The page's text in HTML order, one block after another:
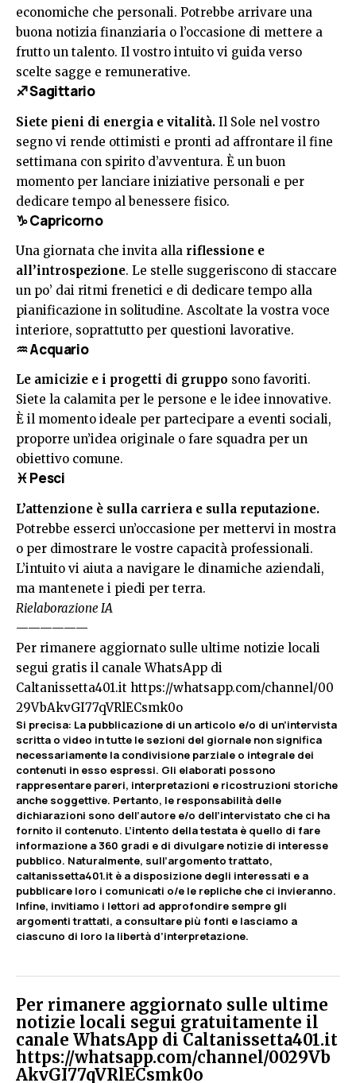
economiche che personali. Potrebbe arrivare una
buona notizia finanziaria o l’occasione di mettere a
frutto un talento. Il vostro intuito vi guida verso
scelte sagge e remunerative.
♐ Sagittario
Siete pieni di energia e vitalità. Il Sole nel vostro
segno vi rende ottimisti e pronti ad affrontare il fine
settimana con spirito d’avventura. È un buon
momento per lanciare iniziative personali e per
dedicare tempo al benessere fisico.
♑ Capricorno
Una giornata che invita alla riflessione e
all’introspezione. Le stelle suggeriscono di staccare
un po’ dai ritmi frenetici e di dedicare tempo alla
pianificazione in solitudine. Ascoltate la vostra voce
interiore, soprattutto per questioni lavorative.
♒ Acquario
Le amicizie e i progetti di gruppo sono favoriti.
Siete la calamita per le persone e le idee innovative.
È il momento ideale per partecipare a eventi sociali,
proporre un’idea originale o fare squadra per un
obiettivo comune.
♓ Pesci
L’attenzione è sulla carriera e sulla reputazione.
Potrebbe esserci un’occasione per mettervi in mostra
o per dimostrare le vostre capacità professionali.
L’intuito vi aiuta a navigare le dinamiche aziendali,
ma mantenete i piedi per terra.
Rielaborazione IA
——————
Per rimanere aggiornato sulle ultime notizie locali
segui gratis il canale WhatsApp di
Caltanissetta401.it https://whatsapp.com/channel/00
29VbAkvGI77qVRlECsmk0o
Si precisa: La pubblicazione di un articolo e/o di un’intervista
scritta o video in tutte le sezioni del giornale non significa
necessariamente la condivisione parziale o integrale dei
contenuti in esso espressi. Gli elaborati possono
rappresentare pareri, interpretazioni e ricostruzioni storiche
anche soggettive. Pertanto, le responsabilità delle
dichiarazioni sono dell’autore e/o dell’intervistato che ci ha
fornito il contenuto. L’intento della testata è quello di fare
informazione a 360 gradi e di divulgare notizie di interesse
pubblico. Naturalmente, sull’argomento trattato,
caltanissetta401.it è a disposizione degli interessati e a
pubblicare loro i comunicati o/e le repliche che ci invieranno.
Infine, invitiamo i lettori ad approfondire sempre gli
argomenti trattati, a consultare più fonti e lasciamo a
ciascuno di loro la libertà d’interpretazione.
Per rimanere aggiornato sulle ultime
notizie locali segui gratuitamente il
canale WhatsApp di Caltanissetta401.it
https://whatsapp.com/channel/0029Vb
AkvGI77qVRlECsmk0o